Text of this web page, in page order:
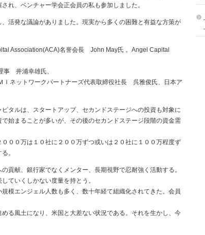
れ、ベンチャー学会正会員の私も参加しました。
活発な議論がありました。現実から多くの困難と有益な方策が
Association(ACA)名誉会長 John May氏 。Angel Capital
事 井浦幸雄氏、
ネットワークパートナーズ代表取締役社長 呉雅俊氏、日本ア
タルは、スタートアップ、セカンドステージへの投資も対象に
始まることが多いが、その後のセカンドステージ段階の資金需
００万は１０社に２００万ずつ或いは２０社に１００万程度ず
。
献、銀行家でなくメンター、長期視野で忍耐強く活動する。
ていくしかない度量を持とう。
模エンジェル人数も多く、数十年経て組織化されてきた。会員
る風土になり、米国と大差ない状況である。それを生かし、今